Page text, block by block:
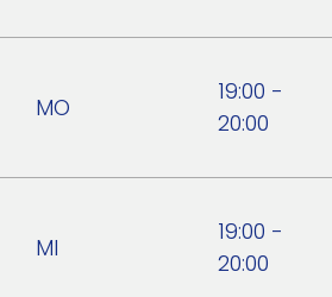
MO
19:00 -
20:00
MI
19:00 -
20:00